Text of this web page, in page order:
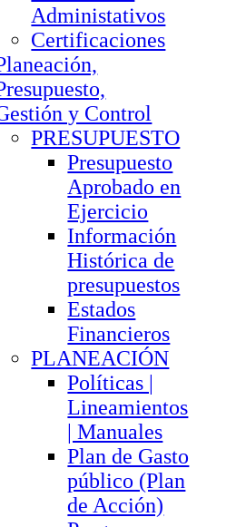
Administativos
Certificaciones
y Control
PRESUPUESTO
Presupuesto
Aprobado en
Ejercicio
Información
Histórica de
presupuestos
Estados
Financieros
PLANEACIÓN
Políticas |
Lineamientos
| Manuales
Plan de Gasto
público (Plan
de Acción)